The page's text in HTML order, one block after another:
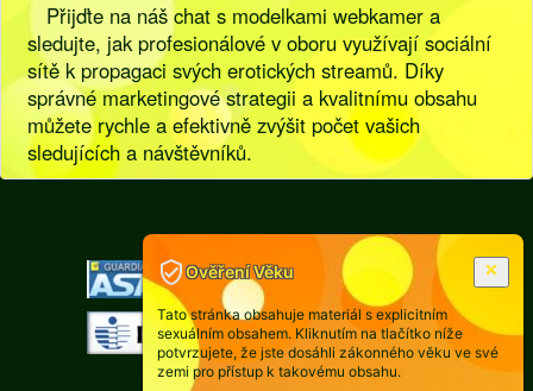
Přijďte na náš chat s modelkami webkamer a
sledujte, jak profesionálové v oboru využívají sociální
sítě k propagaci svých erotických streamů. Díky
správné marketingové strategii a kvalitnímu obsahu
můžete rychle a efektivně zvýšit počet vašich
sledujících a návštěvníků.
]
Ověření Věku
Tato stránka obsahuje materiál s explicitním
sexuálním obsahem. Kliknutím na tlačítko níže
potvrzujete, že jste dosáhli zákonného věku ve své
zemi pro přístup k takovému obsahu.